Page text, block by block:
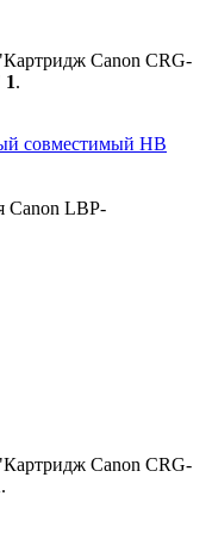
Canon CRG-
1.
совместимый HB
Canon LBP-
Canon CRG-
.